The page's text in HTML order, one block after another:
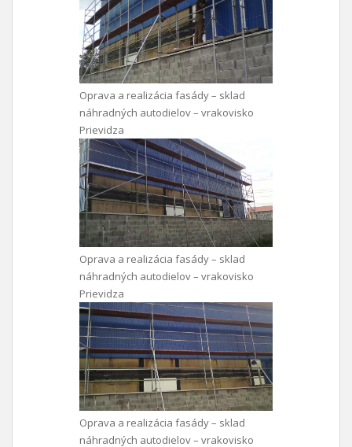
Oprava a realizácia fasády – sklad
náhradných autodielov – vrakovisko
Prievidza
Oprava a realizácia fasády – sklad
náhradných autodielov – vrakovisko
Prievidza
Oprava a realizácia fasády – sklad
náhradných autodielov – vrakovisko